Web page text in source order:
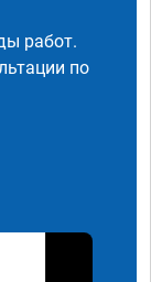
работ.
по